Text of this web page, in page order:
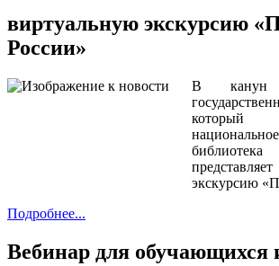
виртуальную экскурсию
России»
В канун
который
экскурсию
Подробнее...
Вебинар для обучающихся